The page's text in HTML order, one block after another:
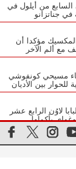
السابع من أيلول في
جناتزانو
المكسيك مؤكدا أن
مع ألم الآخر
مسيحي كونفوشي
للحوار بين الأديان
لاوُن الرابع عشر
بأكملها
الرسولية للبابا لاوُن